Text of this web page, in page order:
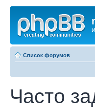
Список форумов
Часто